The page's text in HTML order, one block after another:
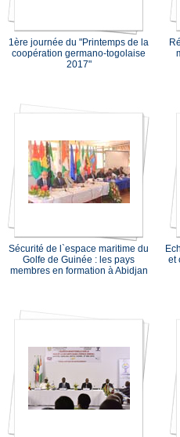
1ère journée du "Printemps de la
coopération germano-togolaise
2017"
Sécurité de l`espace maritime du
Golfe de Guinée : les pays
membres en formation à Abidjan
et